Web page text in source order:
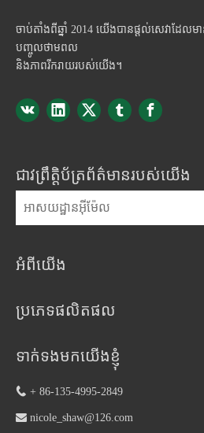
ចាប់តាំងពីឆ្នាំ 2014 យើងបានផ្តល់សេវាដែ
បញ្ចូលថាមពល
និងភាពរីករាយរបស់យើង។
ជាវព្រឹត្តិប័ត្រព័ត៌មានរបស់យើង
អំពីយើង
ប្រភេទផលិតផល
ទាក់ទងមកយើងខ្ញុំ
 + 86-135-4995-2849
 nicole_shaw@126.com